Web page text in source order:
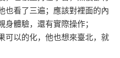
也看了三遍；應該對裡面的內
體驗，還有實際操作；
可以的化，他也想來臺北，就